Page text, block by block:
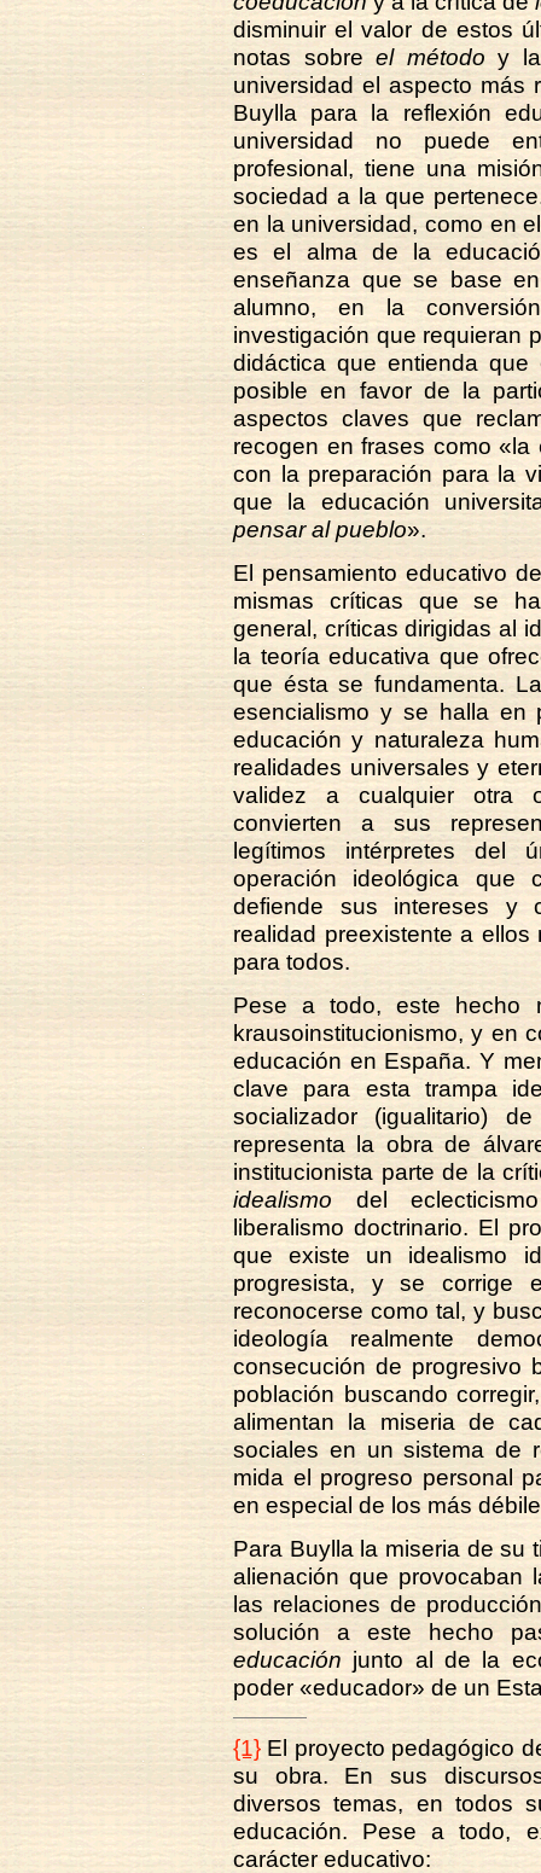
disminuir el valor de estos
notas sobreel método y
universidad el aspecto más
Buylla para la reflexión
universidad no puede
profesional, tiene una
sociedad a la que
en la universidad, como en
es el alma de la
enseñanza que se base
alumno, en la
investigación que requieran
didáctica que entienda
posible en favor de la
aspectos claves que
recogen en frases como
con la preparación para la
que la educación
pensar al pueblo».
El pensamiento educativo
mismas críticas que se
general, críticas dirigidas al
la teoría educativa que
que ésta se fundamenta.
esencialismo y se halla en
educación y naturaleza
realidades universales y
validez a cualquier otra
convierten a sus
legítimos intérpretes del
operación ideológica que
defiende sus intereses y
realidad preexistente a
para todos.
Pese a todo, este hecho
krausoinstitucionismo, y en
educación en España. Y
clave para esta trampa
socializador (igualitario)
representa la obra de
institucionista parte de la
idealismo del
liberalismo doctrinario. El
que existe un idealismo
progresista, y se
reconocerse como tal, y
ideología realmente
consecución de progresivo
población buscando
alimentan la miseria de
sociales en un sistema de
mida el progreso personal
en especial de los más
Para Buylla la miseria de su
alienación que provocaban
las relaciones de
solución a este hecho
educación junto al de la
poder «educador» de un
{1}El proyecto pedagógico
su obra. En sus
diversos temas, en todos
educación. Pese a todo,
carácter educativo: